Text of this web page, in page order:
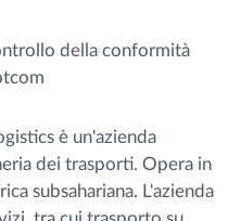
è un'azienda
dei trasporti. Opera in
subsahariana. L'azienda